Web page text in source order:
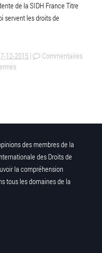
de la SIDH France Titre
servent les droits de
12-2015 |
Commentaires
des membres de la
des Droits de
la compréhension
tous les domaines de la